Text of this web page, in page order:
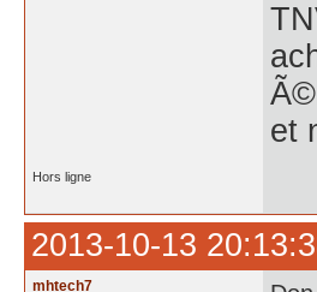
et
Hors ligne
2013-10-13
mhtech7